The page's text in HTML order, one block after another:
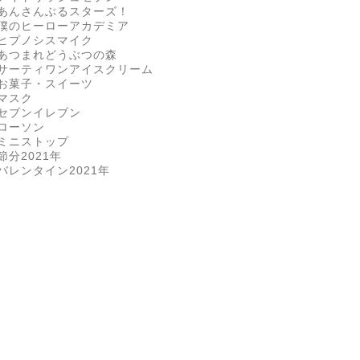
んさんぶるスターズ！
のヒーローアカデミア
ヒプノシスマイク
つまれどうぶつの森
ーティワンアイスクリーム
菓子・スイーツ
スク
ブンイレブン
ーソン
ミニストップ
分2021年
レンタイン2021年